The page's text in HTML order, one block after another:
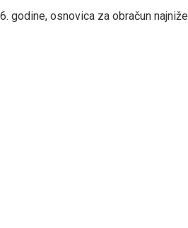
godine, osnovica za obračun najniže